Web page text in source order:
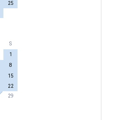
25
S
1
8
15
22
29